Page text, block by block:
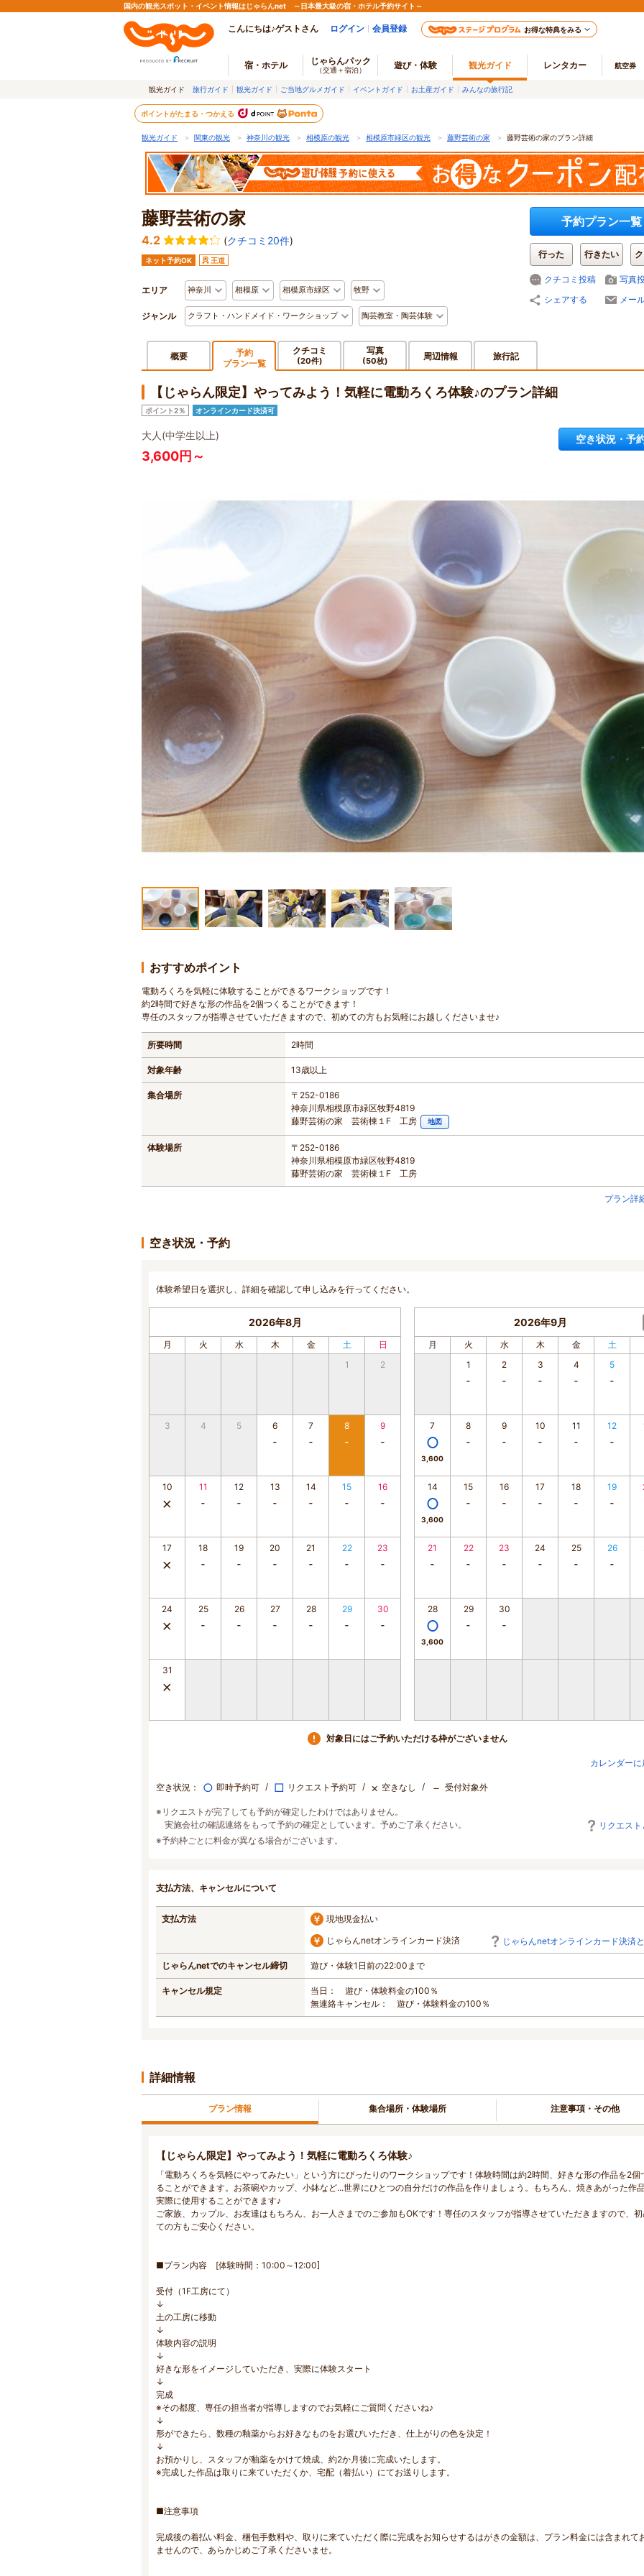
国内の観光スポット・イベント情報はじゃらんnet ～日本最大級の宿・ホテル予約サイト～
こんにちは♪ゲストさん ログイン 会員登録 お得な特典をみる
宿・ホテル じゃらんパック
（交通＋宿泊） 遊び・体験 観光ガイド レンタカー 航空券
観光ガイド 旅行ガイド 観光ガイド ご当地グルメガイド イベントガイド お土産ガイド みんなの旅行記
ポイントがたまる・つかえる
観光ガイド ＞ 関東の観光 ＞ 神奈川の観光 ＞ 相模原の観光 ＞ 相模原市緑区の観光 ＞ 藤野芸術の家 ＞ 藤野芸術の家のプラン詳細
藤野芸術の家
4.2 (クチコミ20件)
ネット予約OK 王道
エリア 神奈川 相模原 相模原市緑区 牧野
ジャンル クラフト・ハンドメイド・ワークショップ 陶芸教室・陶芸体験
予約プラン一覧
行った 行きたい
クチコミ投稿
写真
シェアする
メー
概要
予約
プラン一覧
クチコミ
(20件)
写真
(50枚) 周辺情報 旅行記
【じゃらん限定】やってみよう！気軽に電動ろくろ体験♪のプラン詳細
ポイント2％ オンラインカード決済可
大人(中学生以上)
3,600円～
空き状況・予
おすすめポイント
電動ろくろを気軽に体験することができるワークショップです！
約2時間で好きな形の作品を2個つくることができます！
専任のスタッフが指導させていただきますので、初めての方もお気軽にお越しくださいませ♪
所要時間 2時間
対象年齢 13歳以上
集合場所
〒252-0186
神奈川県相模原市緑区牧野4819
藤野芸術の家 芸術棟１F 工房
地図
体験場所
〒252-0186
神奈川県相模原市緑区牧野4819
藤野芸術の家 芸術棟１F 工房
プラン詳
空き状況・予約
体験希望日を選択し、詳細を確認して申し込みを行ってください。
2026年8月
月 火 水 木 金 土
日
1
2
3 4 5 6 7 8 9
10 11 12 13 14 15 16
17 18 19 20 21 22 23
24 25 26 27 28 29 30
31
2026年9月
月 火 水 木 金 土
1
2 3 4 5
7
3,600
8 9 10 11 12
14
3,600
15 16 17 18 19
21 22 23 24 25 26
28
3,600
29 30
対象日にはご予約いただける枠がございません
カレンダーに
空き状況： ○ 即時予約可 □ リクエスト予約可 × 空きなし － 受付対象外
※リクエストが完了しても予約が確定したわけではありません。
実施会社の確認連絡をもって予約の確定としています。予めご了承ください。
リクエス
※予約枠ごとに料金が異なる場合がございます。
支払方法、キャンセルについて
支払方法
現地現金払い
じゃらんnetオンラインカード決済
じゃらんnetオンラインカード決済
じゃらんnetでのキャンセル締切 遊び・体験1日前の22:00まで
キャンセル規定
当日： 遊び・体験料金の100％
無連絡キャンセル： 遊び・体験料金の100％
詳細情報
プラン情報 集合場所・体験場所 注意事項・その他
【じゃらん限定】やってみよう！気軽に電動ろくろ体験♪
「電動ろくろを気軽にやってみたい」という方にぴったりのワークショップです！体験時間は約2時間、好きな形の作品を2個
ることができます。お茶碗やカップ、小鉢など...世界にひとつの自分だけの作品を作りましょう。もちろん、焼きあがった作
実際に使用することができます♪
ご家族、カップル、お友達はもちろん、お一人さまでのご参加もOKです！専任のスタッフが指導させていただきますので、
ての方もご安心ください。
■プラン内容 [体験時間：10:00～12:00]
受付（1F工房にて）
↓
土の工房に移動
↓
体験内容の説明
↓
好きな形をイメージしていただき、実際に体験スタート
↓
完成
※その都度、専任の担当者が指導しますのでお気軽にご質問くださいね♪
↓
形ができたら、数種の釉薬からお好きなものをお選びいただき、仕上がりの色を決定！
↓
お預かりし、スタッフが釉薬をかけて焼成、約2か月後に完成いたします。
※完成した作品は取りに来ていただくか、宅配（着払い）にてお送りします。
■注意事項
完成後の着払い料金、梱包手数料や、取りに来ていただく際に完成をお知らせするはがきの金額は、プラン料金には含まれて
ませんので、あらかじめご了承くださいませ。